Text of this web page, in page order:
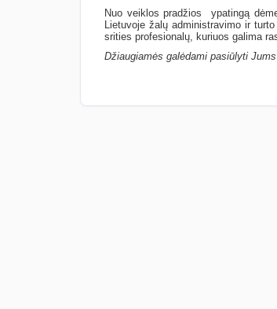
Nuo veiklos pradžios ypatingą
Lietuvoje žalų administravimo ir
srities profesionalų, kuriuos galima
Džiaugiamės galėdami pasiūlyti